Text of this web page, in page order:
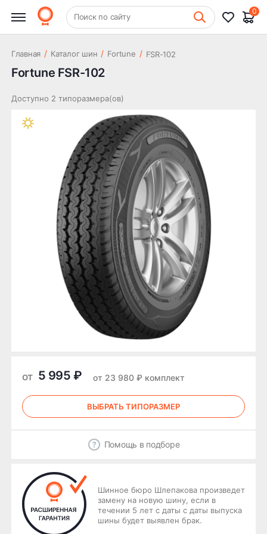
+7 (831) 261-35-35 Шиномонтаж
Поиск по сайту
0
Главная / Каталог шин / Fortune / FSR-102
Fortune FSR-102
Доступно 2 типоразмера(ов)
от 5 995 ₽ от 23 980 ₽ комплект
ВЫБРАТЬ ТИПОРАЗМЕР
Помощь в подборе
Шинное бюро Шлепакова произведет
замену на новую шину, если в
течении 5 лет с даты с даты выпуска
шины будет выявлен брак.